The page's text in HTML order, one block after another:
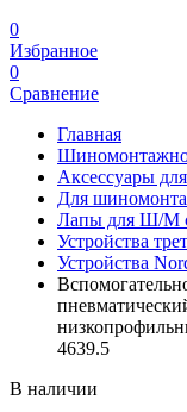
0
Избранное
0
Сравнение
Главная
Аксессуары
Для
Лапы для Ш/М
Устройства
Устройства
4639.5
В наличии